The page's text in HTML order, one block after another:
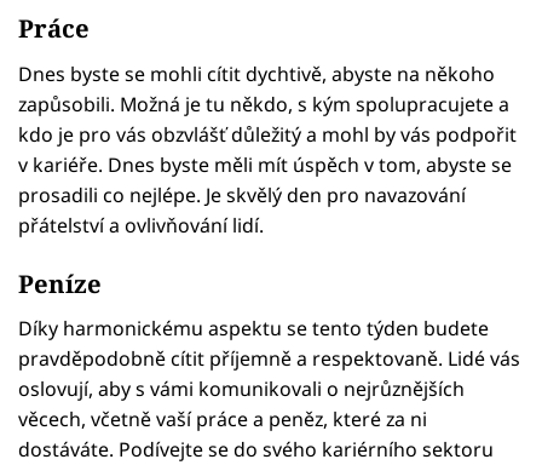
Práce
Dnes byste se mohli cítit dychtivě, abyste na někoho
zapůsobili. Možná je tu někdo, s kým spolupracujete a
kdo je pro vás obzvlášť důležitý a mohl by vás podpořit
v kariéře. Dnes byste měli mít úspěch v tom, abyste se
prosadili co nejlépe. Je skvělý den pro navazování
přátelství a ovlivňování lidí.
Peníze
Díky harmonickému aspektu se tento týden budete
pravděpodobně cítit příjemně a respektovaně. Lidé vás
oslovují, aby s vámi komunikovali o nejrůznějších
věcech, včetně vaší práce a peněz, které za ni
dostáváte. Podívejte se do svého kariérního sektoru